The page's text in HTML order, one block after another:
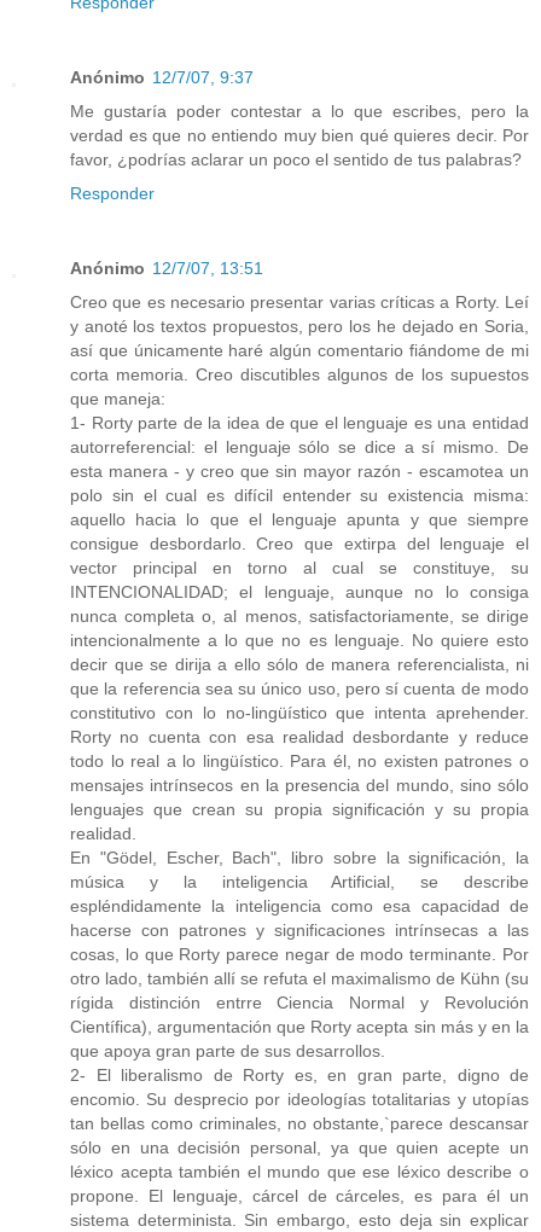
Anónimo 12/7/07, 9:37
Me gustaría poder contestar a lo que escribes, pero la
verdad es que no entiendo muy bien qué quieres decir. Por
favor, ¿podrías aclarar un poco el sentido de tus palabras?
Responder
Anónimo 12/7/07, 13:51
Creo que es necesario presentar varias críticas a Rorty. Leí
y anoté los textos propuestos, pero los he dejado en Soria,
así que únicamente haré algún comentario fiándome de mi
corta memoria. Creo discutibles algunos de los supuestos
que maneja:
1- Rorty parte de la idea de que el lenguaje es una entidad
autorreferencial: el lenguaje sólo se dice a sí mismo. De
esta manera - y creo que sin mayor razón - escamotea un
polo sin el cual es difícil entender su existencia misma:
aquello hacia lo que el lenguaje apunta y que siempre
consigue desbordarlo. Creo que extirpa del lenguaje el
vector principal en torno al cual se constituye, su
INTENCIONALIDAD; el lenguaje, aunque no lo consiga
nunca completa o, al menos, satisfactoriamente, se dirige
intencionalmente a lo que no es lenguaje. No quiere esto
decir que se dirija a ello sólo de manera referencialista, ni
que la referencia sea su único uso, pero sí cuenta de modo
constitutivo con lo no-lingüístico que intenta aprehender.
Rorty no cuenta con esa realidad desbordante y reduce
todo lo real a lo lingüístico. Para él, no existen patrones o
mensajes intrínsecos en la presencia del mundo, sino sólo
lenguajes que crean su propia significación y su propia
realidad.
En "Gödel, Escher, Bach", libro sobre la significación, la
música y la inteligencia Artificial, se describe
espléndidamente la inteligencia como esa capacidad de
hacerse con patrones y significaciones intrínsecas a las
cosas, lo que Rorty parece negar de modo terminante. Por
otro lado, también allí se refuta el maximalismo de Kühn (su
rígida distinción entrre Ciencia Normal y Revolución
Científica), argumentación que Rorty acepta sin más y en la
que apoya gran parte de sus desarrollos.
2- El liberalismo de Rorty es, en gran parte, digno de
encomio. Su desprecio por ideologías totalitarias y utopías
tan bellas como criminales, no obstante,`parece descansar
sólo en una decisión personal, ya que quien acepte un
léxico acepta también el mundo que ese léxico describe o
propone. El lenguaje, cárcel de cárceles, es para él un
sistema determinista. Sin embargo, esto deja sin explicar